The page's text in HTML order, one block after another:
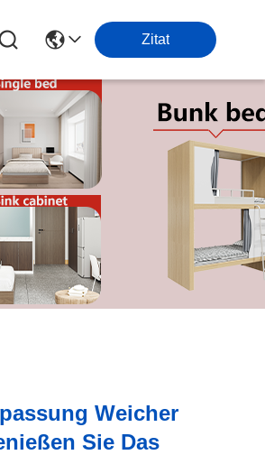
Zitat
Weicher
Sie Das